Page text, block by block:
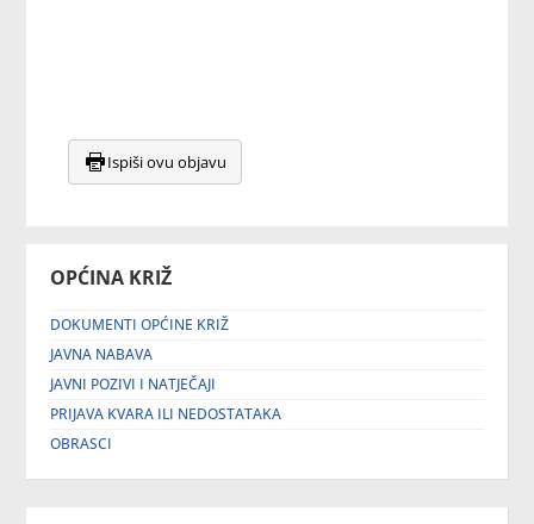
OPĆINA KRIŽ
DOKUMENTI OPĆINE KRIŽ
JAVNA NABAVA
JAVNI POZIVI I NATJEČAJI
PRIJAVA KVARA ILI NEDOSTATAKA
OBRASCI
Ispiši ovu objavu